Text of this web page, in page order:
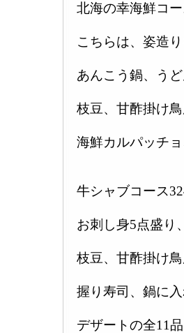
北海の幸海鮮コ
こちらは、姿造
あんこう鍋、う
枝豆、甘酢掛け
海鮮カルパッチ
牛シャブコース
お刺し身5点盛り
枝豆、甘酢掛け
握り寿司、鍋に
デザートの全11品